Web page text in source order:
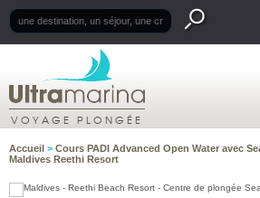
VOYAGE PLONGÉE
Accueil > Cours PADI Advanced Open Water avec
Maldives Reethi Resort